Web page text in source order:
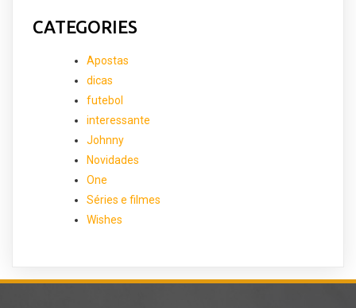
CATEGORIES
Apostas
dicas
futebol
interessante
Johnny
Novidades
One
Séries e filmes
Wishes